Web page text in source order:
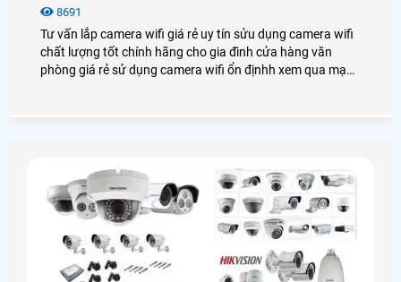
8691
Tư vấn lắp camera wifi giá rẻ uy tín sửu dụng camera wifi
chất lượng tốt chính hãng cho gia đình cửa hàng văn
phòng giá rẻ sử dụng camera wifi ổn địnhh xem qua mạng